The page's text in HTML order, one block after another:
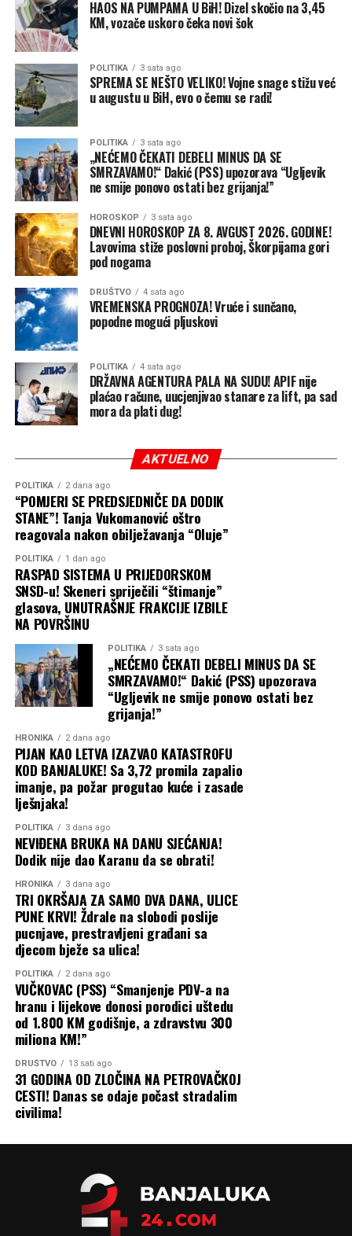
prelaska državne granice nije mogao jednostavno
okrenuti i vratiti istim putem. Morao je pronaći
odgovarajuće mjesto za povratak i ponovno proći
graničnu proceduru.
„Kad sam vidio prazno sjedište, nisam znao bih li se
smijao ili hvatao za glavu. Telefon mi je odmah zazvonio i
znao sam ko zove. Prvo što je rekla bilo je: ‘Jesi li ti
normalan?’“, ispričao je Marko.
Nakon dodatnog vremena provedenog na putu bračni
par ponovno se susreo, a njihovo putovanje prema
Njemačkoj nastavljeno je bez novih problema.
Jelena je, kako kaže, ostatak puta provela na prednjem
sjedištu.
„Rekla sam mu da me sada dobro gleda svaki put kada
krene automobilom. Sljedeći put, ako izlazim na granici,
uzimam i ključeve“, našalila se, prenosi
HAOS NA PUMPAMA U BiH! Dizel skočio na 3,45
KM, vozače uskoro čeka novi šok
POLITIKA 3 sata ago
SPREMA SE NEŠTO VELIKO! Vojne snage stižu već
u augustu u BiH, evo o čemu se radi!
POLITIKA 3 sata ago
„NEĆEMO ČEKATI DEBELI MINUS DA SE
SMRZAVAMO!“ Dakić (PSS) upozorava “Ugljevik
ne smije ponovo ostati bez grijanja!”
HOROSKOP 3 sata ago
DNEVNI HOROSKOP ZA 8. AVGUST 2026. GODINE!
Lavovima stiže poslovni proboj, Škorpijama gori
pod nogama
DRUŠTVO 4 sata ago
VREMENSKA PROGNOZA! Vruće i sunčano,
popodne mogući pljuskovi
POLITIKA 4 sata ago
DRŽAVNA AGENTURA PALA NA SUDU! APIF nije
plaćao račune, uucjenjivao stanare za lift, pa sad
mora da plati dug!
AKTUELNO
POLITIKA 2 dana ago
“POMJERI SE PREDSJEDNIČE DA DODIK
STANE”! Tanja Vukomanović oštro
reagovala nakon obilježavanja “Oluje”
POLITIKA 1 dan ago
RASPAD SISTEMA U PRIJEDORSKOM
SNSD-u! Skeneri spriječili “štimanje”
glasova, UNUTRAŠNJE FRAKCIJE IZBILE
NA POVRŠINU
POLITIKA 3 sata ago
„NEĆEMO ČEKATI DEBELI MINUS DA SE
SMRZAVAMO!“ Dakić (PSS) upozorava
“Ugljevik ne smije ponovo ostati bez
grijanja!”
HRONIKA 2 dana ago
PIJAN KAO LETVA IZAZVAO KATASTROFU
KOD BANJALUKE! Sa 3,72 promila zapalio
imanje, pa požar progutao kuće i zasade
lješnjaka!
POLITIKA 3 dana ago
NEVIĐENA BRUKA NA DANU SJEĆANJA!
Dodik nije dao Karanu da se obrati!
HRONIKA 3 dana ago
TRI OKRŠAJA ZA SAMO DVA DANA, ULICE
PUNE KRVI! Ždrale na slobodi poslije
pucnjave, prestravljeni građani sa
djecom bježe sa ulica!
POLITIKA 2 dana ago
VUČKOVAC (PSS) “Smanjenje PDV-a na
hranu i lijekove donosi porodici uštedu
od 1.800 KM godišnje, a zdravstvu 300
miliona KM!”
DRUŠTVO 13 sati ago
31 GODINA OD ZLOČINA NA PETROVAČKOJ
CESTI! Danas se odaje počast stradalim
civilima!